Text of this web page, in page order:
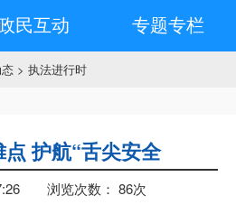
民互动 专题专栏
> 执法进行时
护航“舌尖安全
浏览次数： 86次